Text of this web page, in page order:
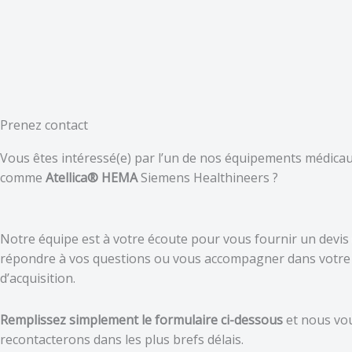
Prenez contact
Vous êtes intéressé(e) par l’un de nos équipements
comme Atellica® HEMA Siemens Healthineers ?
Notre équipe est à votre écoute pour vous fournir un devis
répondre à vos questions ou vous accompagner dans
d’acquisition.
Remplissez simplement le formulaire ci-dessouset nous
recontacterons dans les plus brefs délais.